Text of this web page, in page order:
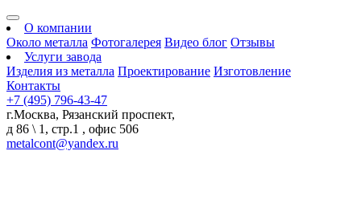
О компании
Около металла Фотогалерея Видео блог Отзывы
Услуги завода
Изделия из металла Проектирование Изготовление
Контакты
+7 (495) 796-43-47
г.Москва, Рязанский проспект,
д 86 \ 1, стр.1 , офис 506
metalcont@yandex.ru